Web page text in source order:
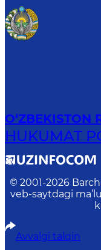
O‘ZBEKISTON
HUKUMAT
© 2001-2026
veb-saytdagi
Avvalgi talqin